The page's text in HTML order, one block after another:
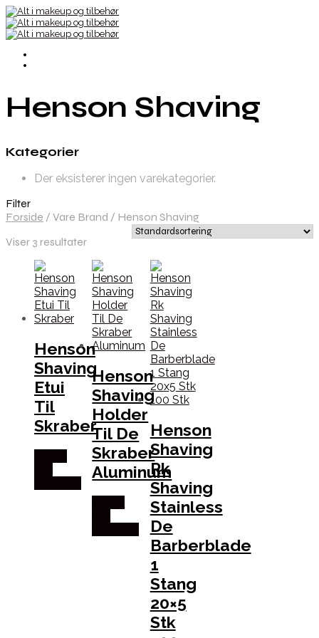
Henson Shaving
Kategorier
Der eksisterer ingen varekategorier.
Filter
Forside / Vare Brand / Henson Shaving
Viser 3 resultater
Henson
Shaving
Etui
Til
Skraber
Henson
Shaving
Holder
Til De
Skraber
Aluminum
Henson
Shaving
Rk
Shaving
Stainless
De
Barberblade
1
Stang
20×5
Stk